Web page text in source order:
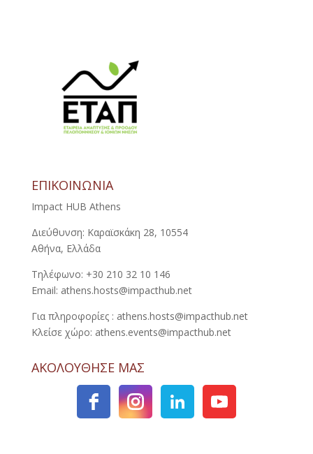
ΕΠΙΚΟΙΝΩΝΙΑ
Impact HUB Athens
Διεύθυνση: Καραϊσκάκη 28, 10554
Αθήνα, Ελλάδα
Τηλέφωνο: +30 210 32 10 146
Email: athens.hosts@impacthub.net
Για πληροφορίες : athens.hosts@impacthub.net
Κλείσε χώρο: athens.events@impacthub.net
ΑΚΟΛΟΥΘΗΣΕ ΜΑΣ